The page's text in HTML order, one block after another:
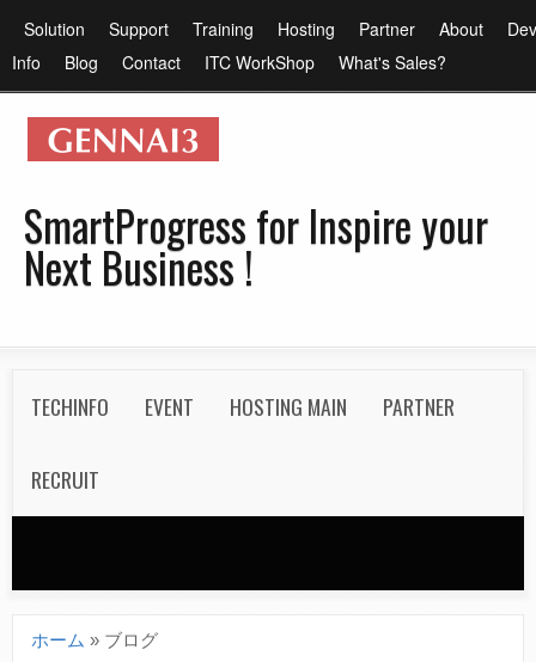
コ
ン
ン
ツ
に
動
メ
イ
ン
ニ
ー
Solution Support Training Hosting Partner About
Info
Blog Contact ITC WorkShop What's Sales?
SmartProgress for Inspire your
Next Business !
o
TECHINFO EVENT HOSTING MAIN PARTNER
RECRUIT
ホーム » ブログ